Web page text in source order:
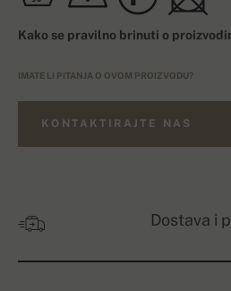
Kako se pravilno brinuti o
IMATE LI PITANJA O OVOM PROIZVODU?
KONTAKTIRAJTE NAS
Dostava i